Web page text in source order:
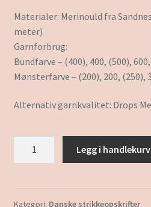
Materialer: Merinould fra
meter)
Garnforbrug:
Bundfarve – (400), 400, (500),
Mønsterfarve – (200), 200, (250),
Alternativ garnkvalitet: Drops
Legg i handlekurv
Kategori: Danske strikkeopskrifter